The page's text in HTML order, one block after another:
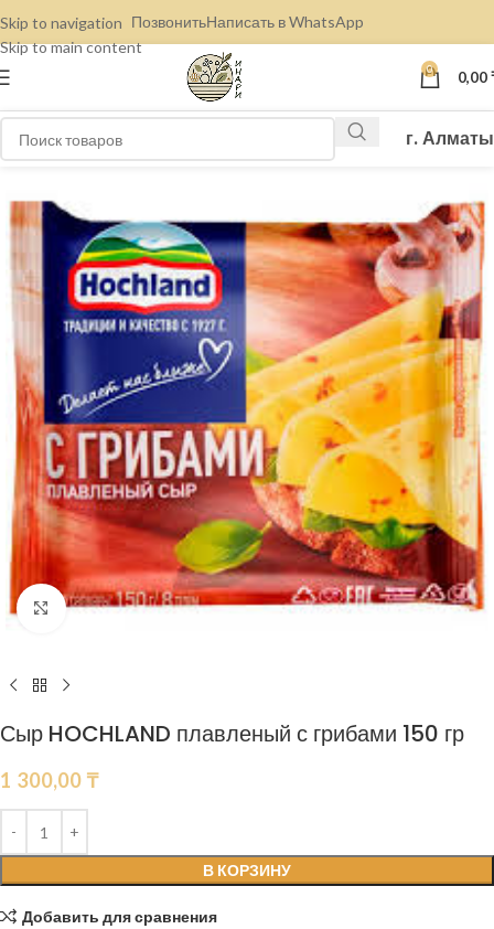
Skip to navigation
Skip to main content
ПозвонитьНаписать в WhatsApp
0 0,00
г. Алматы
Нажмите, чтобы увеличить
Сыр HOCHLAND плавленый с грибами 150 гр
1 300,00 ₸
В КОРЗИНУ
Добавить для сравнения